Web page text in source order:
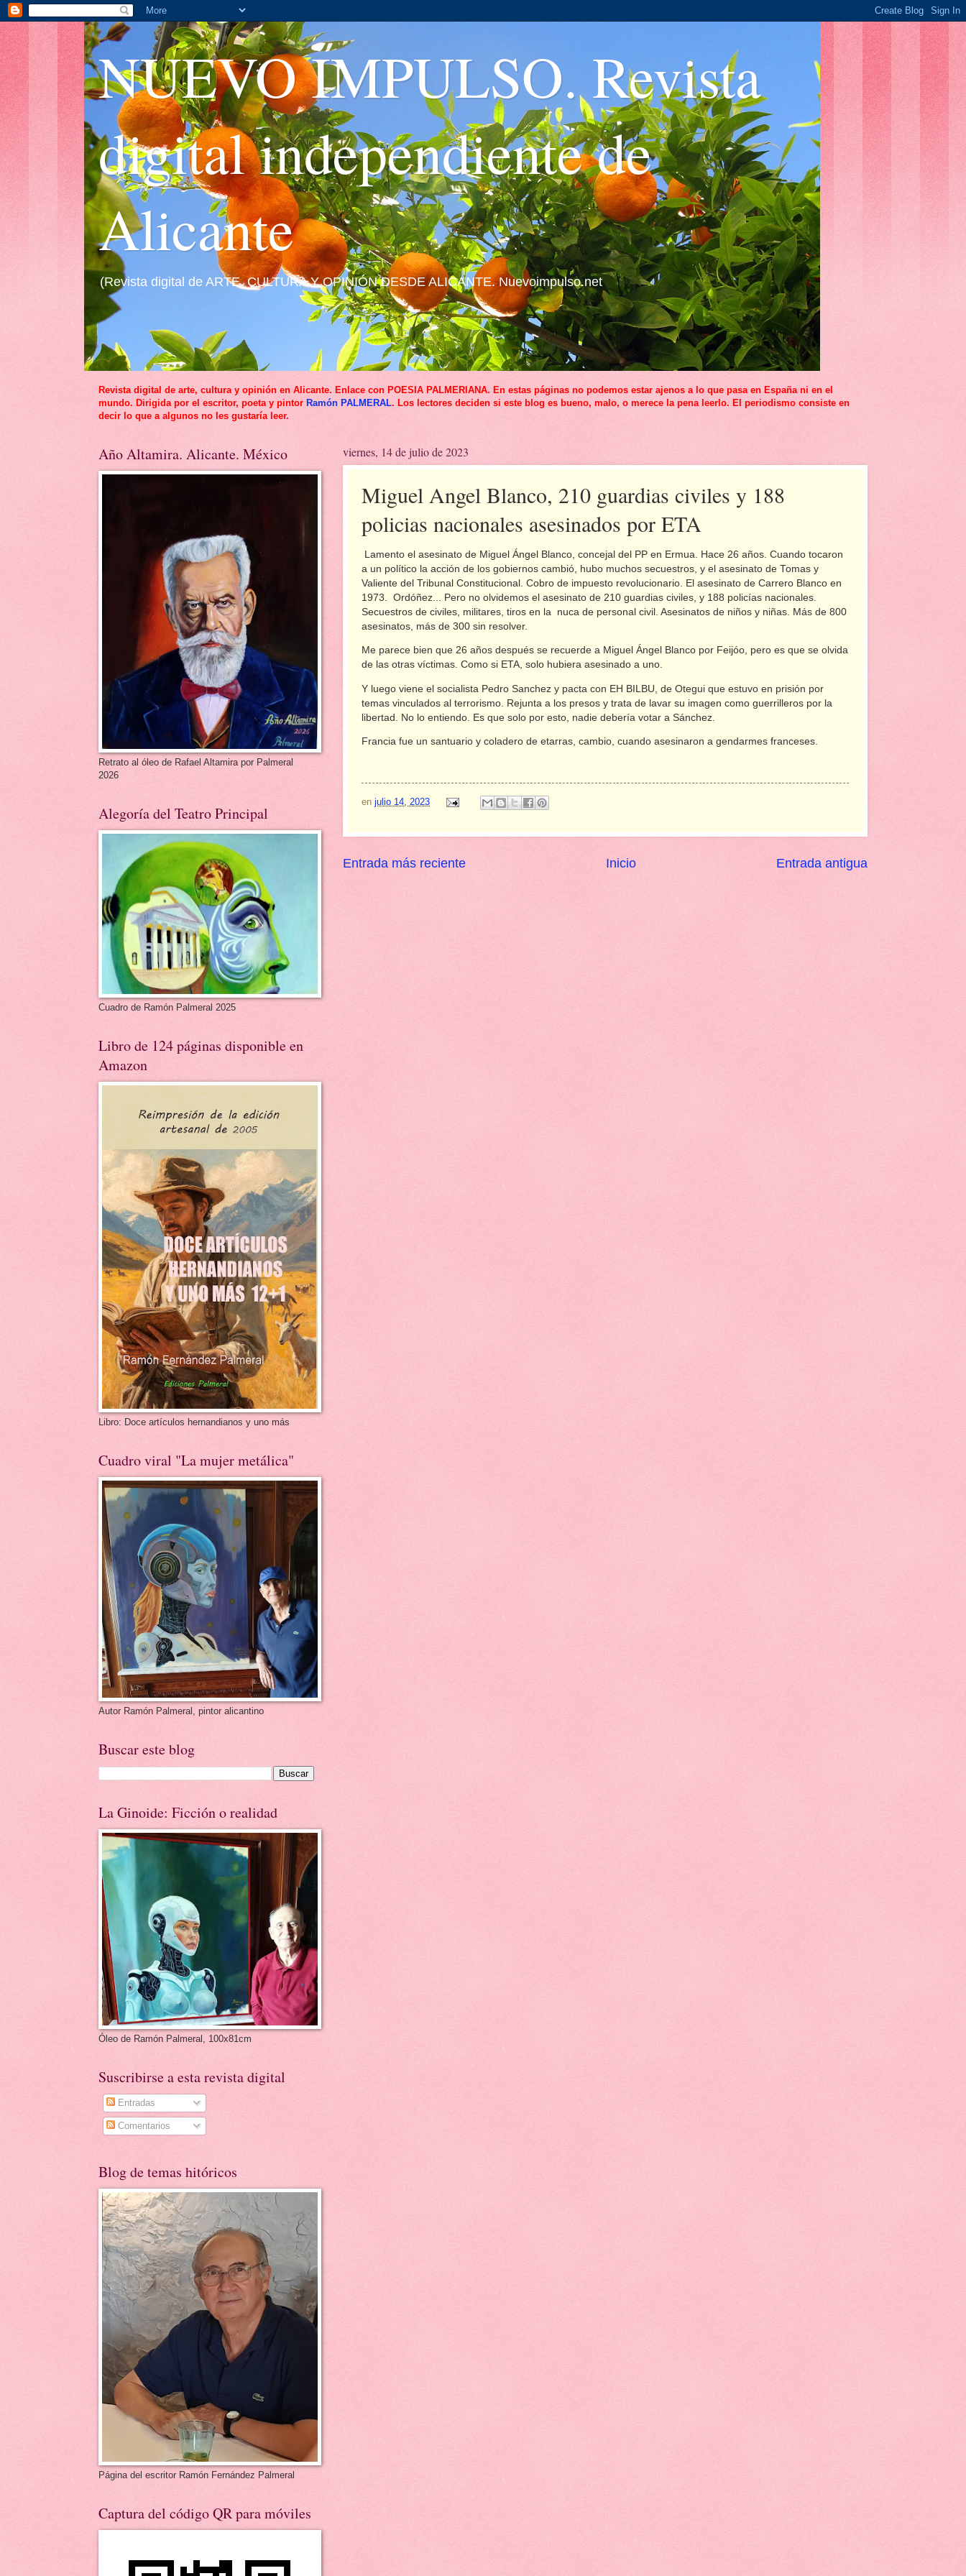
NUEVO IMPULSO. Revista
digital independiente de
Alicante
(Revista digital de ARTE, CULTURA Y OPINIÓN DESDE ALICANTE. Nuevoimpulso.net
Revista digital de arte, cultura y opinión en Alicante. Enlace con POESIA PALMERIANA. En estas páginas no podemos estar ajenos a lo que pasa en España ni en el
mundo. Dirigida por el escritor, poeta y pintor Ramón PALMERAL. Los lectores deciden si este blog es bueno, malo, o merece la pena leerlo. El periodismo consiste en
decir lo que a algunos no les gustaría leer.
viernes, 14 de julio de 2023
Miguel Angel Blanco, 210 guardias civiles y 188
policias nacionales asesinados por ETA
Lamento el asesinato de Miguel Ángel Blanco, concejal del PP en Ermua. Hace 26 años. Cuando tocaron
a un político la acción de los gobiernos cambió, hubo muchos secuestros, y el asesinato de Tomas y
Valiente del Tribunal Constitucional. Cobro de impuesto revolucionario. El asesinato de Carrero Blanco en
1973. Ordóñez... Pero no olvidemos el asesinato de 210 guardias civiles, y 188 policías nacionales.
Secuestros de civiles, militares, tiros en la nuca de personal civil. Asesinatos de niños y niñas. Más de 800
asesinatos, más de 300 sin resolver.
Me parece bien que 26 años después se recuerde a Miguel Ángel Blanco por Feijóo, pero es que se olvida
de las otras víctimas. Como si ETA, solo hubiera asesinado a uno.
Y luego viene el socialista Pedro Sanchez y pacta con EH BILBU, de Otegui que estuvo en prisión por
temas vinculados al terrorismo. Rejunta a los presos y trata de lavar su imagen como guerrilleros por la
libertad. No lo entiendo. Es que solo por esto, nadie debería votar a Sánchez.
Francia fue un santuario y coladero de etarras, cambio, cuando asesinaron a gendarmes franceses.
en julio 14, 2023
Entrada más reciente Entrada antigua
Inicio
Año Altamira. Alicante. México
Retrato al óleo de Rafael Altamira por Palmeral
2026
Alegoría del Teatro Principal
Cuadro de Ramón Palmeral 2025
Libro de 124 páginas disponible en
Amazon
Libro: Doce artículos hernandianos y uno más
Cuadro viral "La mujer metálica"
Autor Ramón Palmeral, pintor alicantino
Buscar este blog
La Ginoide: Ficción o realidad
Óleo de Ramón Palmeral, 100x81cm
Suscribirse a esta revista digital
Entradas
Comentarios
Blog de temas hitóricos
Página del escritor Ramón Fernández Palmeral
Captura del código QR para móviles